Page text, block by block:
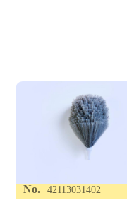
No. 42113031402